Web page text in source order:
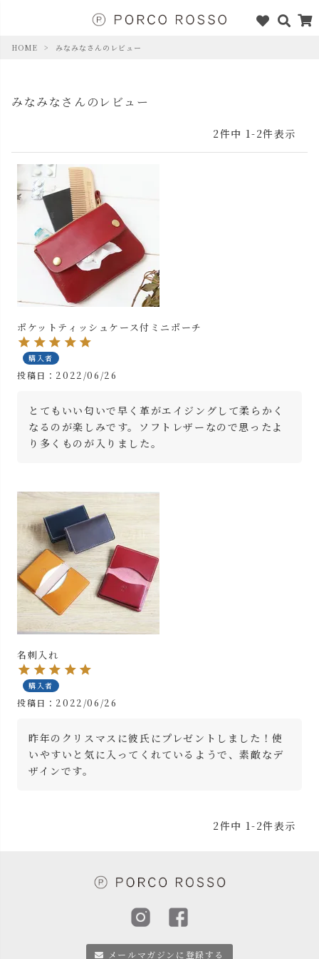
HOME みなみなさんのレビュー
みなみなさんのレビュー
2件中 1-2件表示
ポケットティッシュケース付ミニポーチ
購入者
投稿日 2022/06/26
とてもいい匂いで早く革がエイジングして柔らかく
なるのが楽しみです。ソフトレザーなので思ったよ
り多くものが入りました。
名刺入れ
購入者
投稿日 2022/06/26
昨年のクリスマスに彼氏にプレゼントしました！使
いやすいと気に入ってくれているようで、素敵なデ
ザインです。
2件中 1-2件表示
メールマガジンに登録する